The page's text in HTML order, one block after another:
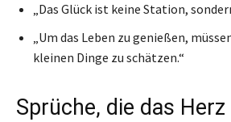
„Das Glück ist keine Station,
„Um das Leben zu genießen,
kleinen Dinge zu schätzen.“
Sprüche, die das